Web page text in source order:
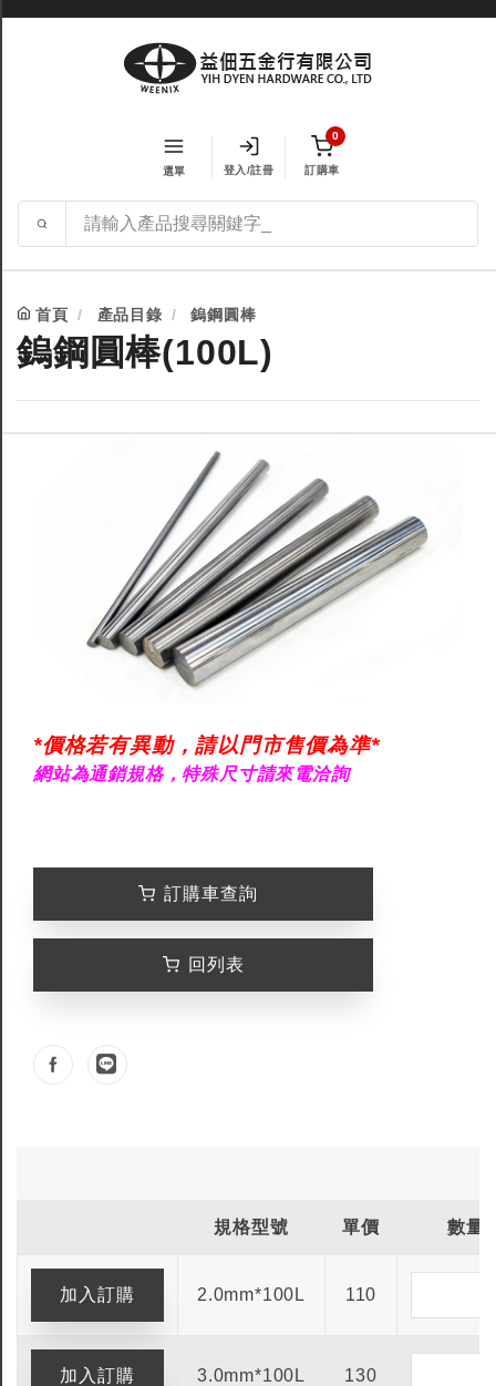
選單 登入/註冊
0
訂購車
首頁 產品目錄 鎢鋼圓棒
鎢鋼圓棒(100L)
*價格若有異動，請以門市售價為準*
網站為通銷規格，特殊尺寸請來電洽詢
訂購車查詢
回列表
規格型號 單價 數量
2.0mm*100L 110
3.0mm*100L 130